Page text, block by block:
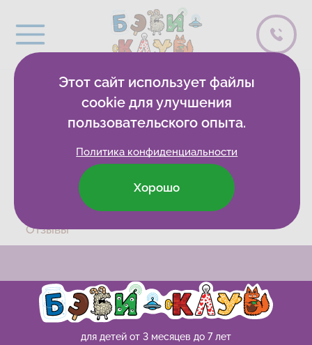
0 спасибо
Развивающие клубы
Отзывы
для детей от 3 месяцев до 7 лет
Этот сайт использует файлы
cookie для улучшения
пользовательского опыта.
Политика конфиденциальности
Хорошо